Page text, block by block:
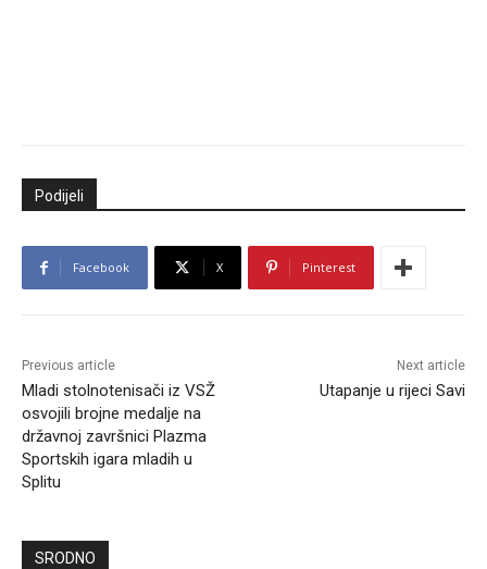
Podijeli
Facebook X Pinterest
Previous article
Mladi stolnotenisači iz VSŽ
osvojili brojne medalje na
državnoj završnici Plazma
Sportskih igara mladih u
Splitu
Next article
Utapanje u rijeci Savi
SRODNO